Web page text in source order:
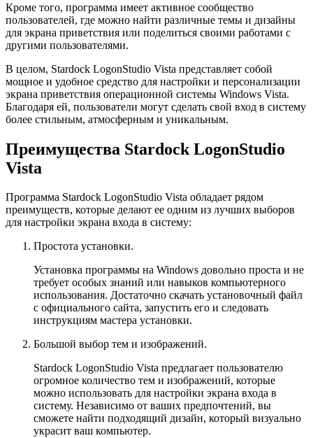
Кроме того, программа имеет активное сообщество
пользователей, где можно найти различные темы и дизайны
для экрана приветствия или поделиться своими работами с
другими пользователями.
В целом, Stardock LogonStudio Vista представляет собой
мощное и удобное средство для настройки и персонализации
экрана приветствия операционной системы Windows Vista.
Благодаря ей, пользователи могут сделать свой вход в систему
более стильным, атмосферным и уникальным.
Преимущества Stardock LogonStudio
Vista
Программа Stardock LogonStudio Vista обладает рядом
преимуществ, которые делают ее одним из лучших выборов
для настройки экрана входа в систему:
Простота установки.
Установка программы на Windows довольно проста и не
требует особых знаний или навыков компьютерного
использования. Достаточно скачать установочный файл
с официального сайта, запустить его и следовать
инструкциям мастера установки.
Большой выбор тем и изображений.
Stardock LogonStudio Vista предлагает пользователю
огромное количество тем и изображений, которые
можно использовать для настройки экрана входа в
систему. Независимо от ваших предпочтений, вы
сможете найти подходящий дизайн, который визуально
украсит ваш компьютер.